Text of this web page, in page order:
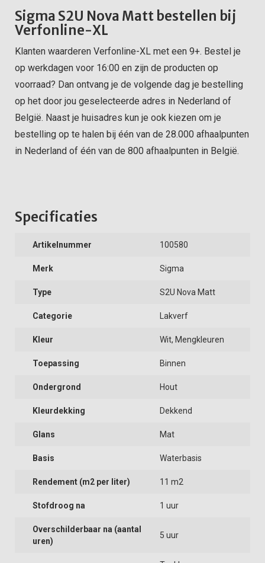
Sigma S2U Nova Matt bestellen bij
Verfonline-XL
Klanten waarderen Verfonline-XL met een 9+. Bestel je
op werkdagen voor 16:00 en zijn de producten op
voorraad? Dan ontvang je de volgende dag je bestelling
op het door jou geselecteerde adres in Nederland of
België. Naast je huisadres kun je ook kiezen om je
bestelling op te halen bij één van de 28.000 afhaalpunten
in Nederland of één van de 800 afhaalpunten in België.
Specificaties
Artikelnummer 100580
Merk Sigma
Type S2U Nova Matt
Categorie Lakverf
Kleur Wit, Mengkleuren
Toepassing Binnen
Ondergrond Hout
Kleurdekking Dekkend
Glans Mat
Basis Waterbasis
Rendement (m2 per liter) 11 m2
Stofdroog na 1 uur
Overschilderbaar na (aantal
uren)
5 uur